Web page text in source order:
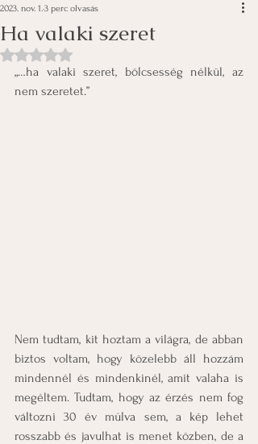
Ha valaki szeret
2023. nov. 1.3 perc olvasás
NaN csillagot kapott az 5-ből.
„…ha valaki szeret, bölcsesség nélkül, az
nem szeretet.”
Nem tudtam, kit hoztam a világra, de abban
biztos voltam, hogy közelebb áll hozzám
mindennél és mindenkinél, amit valaha is
megéltem. Tudtam, hogy az érzés nem fog
változni 30 év múlva sem, a kép lehet
rosszabb és javulhat is menet közben, de a